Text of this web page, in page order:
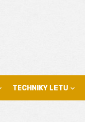
TECHNIKY LETU